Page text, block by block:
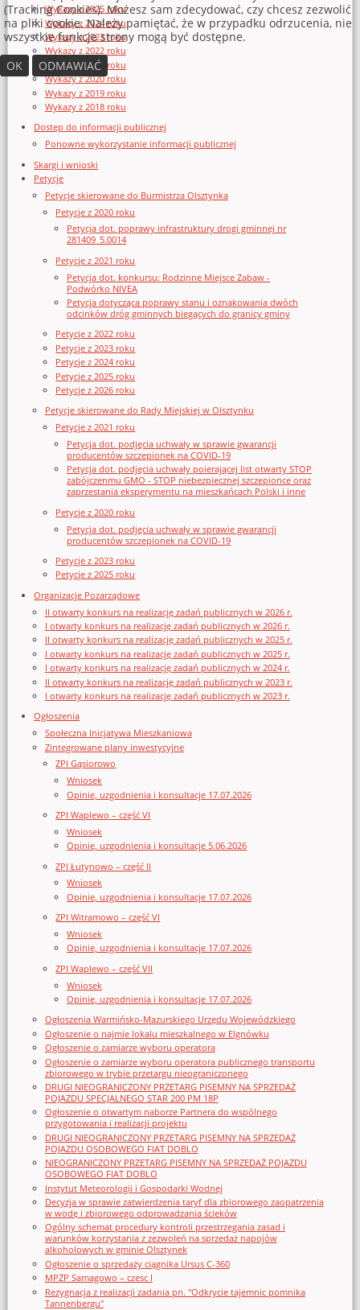
Wykazy z 2025 roku
Wykazy z 2024 roku
Wykazy z 2023 roku
Wykazy z 2022 roku
Wykazy z 2021 roku
Wykazy z 2020 roku
Wykazy z 2019 roku
Wykazy z 2018 roku
Dostęp do informacji publicznej
Ponowne wykorzystanie informacji publicznej
Skargi i wnioski
Petycje
Petycje skierowane do Burmistrza Olsztynka
Petycje z 2020 roku
Petycja dot. poprawy infrastruktury drogi gminnej nr
281409_5.0014
Petycje z 2021 roku
Petycja dot. konkursu: Rodzinne Miejsce Zabaw -
Podwórko NIVEA
Petycja dotycząca poprawy stanu i oznakowania dwóch
odcinków dróg gminnych biegących do granicy gminy
Petycje z 2022 roku
Petycje z 2023 roku
Petycje z 2024 roku
Petycje z 2025 roku
Petycje z 2026 roku
Petycje skierowane do Rady Miejskiej w Olsztynku
Petycje z 2021 roku
Petycja dot. podjęcia uchwały w sprawie gwarancji
producentów szczepionek na COVID-19
Petycja dot. podjęcia uchwały poierającej list otwarty STOP
zabójczenmu GMO - STOP niebezpiecznej szczepionce oraz
zaprzestania eksperymentu na mieszkańcach Polski i inne
Petycje z 2020 roku
Petycja dot. podjęcia uchwały w sprawie gwarancji
producentów szczepionek na COVID-19
Petycje z 2023 roku
Petycje z 2025 roku
Organizacje Pozarządowe
II otwarty konkurs na realizację zadań publicznych w 2026 r.
I otwarty konkurs na realizację zadań publicznych w 2026 r.
II otwarty konkurs na realizację zadań publicznych w 2025 r.
I otwarty konkurs na realizację zadań publicznych w 2025 r.
I otwarty konkurs na realizację zadań publicznych w 2024 r.
II otwarty konkurs na realizację zadań publicznych w 2023 r.
I otwarty konkurs na realizację zadań publicznych w 2023 r.
Ogłoszenia
Społeczna Inicjatywa Mieszkaniowa
Zintegrowane plany inwestycyjne
ZPI Gąsiorowo
Wniosek
Opinie, uzgodnienia i konsultacje 17.07.2026
ZPI Waplewo – część VI
Wniosek
Opinie, uzgodnienia i konsultacje 5.06.2026
ZPI Łutynowo – część II
Wniosek
Opinie, uzgodnienia i konsultacje 17.07.2026
ZPI Witramowo – część VI
Wniosek
Opinie, uzgodnienia i konsultacje 17.07.2026
ZPI Waplewo – część VII
Wniosek
Opinie, uzgodnienia i konsultacje 17.07.2026
Ogłoszenia Warmińsko-Mazurskiego Urzędu Wojewódzkiego
Ogłoszenie o najmie lokalu mieszkalnego w Elgnówku
Ogłoszenie o zamiarze wyboru operatora
Ogłoszenie o zamiarze wyboru operatora publicznego transportu
zbiorowego w trybie przetargu nieograniczonego
DRUGI NIEOGRANICZONY PRZETARG PISEMNY NA SPRZEDAŻ
POJAZDU SPECJALNEGO STAR 200 PM 18P
Ogłoszenie o otwartym naborze Partnera do wspólnego
przygotowania i realizacji projektu
DRUGI NIEOGRANICZONY PRZETARG PISEMNY NA SPRZEDAŻ
POJAZDU OSOBOWEGO FIAT DOBLO
NIEOGRANICZONY PRZETARG PISEMNY NA SPRZEDAŻ POJAZDU
OSOBOWEGO FIAT DOBLO
Instytut Meteorologii i Gospodarki Wodnej
Decyzja w sprawie zatwierdzenia taryf dla zbiorowego zaopatrzenia
w wodę i zbiorowego odprowadzania ścieków
Ogólny schemat procedury kontroli przestrzegania zasad i
warunków korzystania z zezwoleń na sprzedaż napojów
alkoholowych w gminie Olsztynek
Ogłoszenie o sprzedaży ciągnika Ursus C-360
MPZP Samagowo – czesc I
Rezygnacja z realizacji zadania pn. "Odkrycie tajemnic pomnika
Tannenbergu"
(Tracking Cookies). Możesz sam zdecydować, czy chcesz zezwolić
na pliki cookie. Należy pamiętać, że w przypadku odrzucenia, nie
wszystkie funkcje strony mogą być dostępne.
OK
ODMAWIAĆ